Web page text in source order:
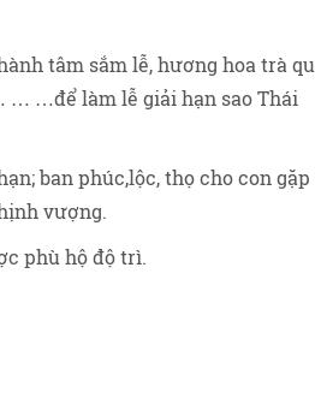
tâm sắm lễ, hương hoa trà
…để làm lễ giải hạn sao Thái
ban phúc,lộc, thọ cho con gặp
vượng.
phù hộ độ trì.